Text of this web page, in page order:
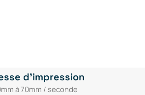
d'impression
à 70mm / seconde